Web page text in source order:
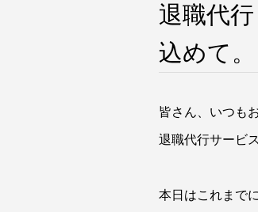
退職代
込めて。
皆さん、いつも
退職代行サービ
本日はこれまで